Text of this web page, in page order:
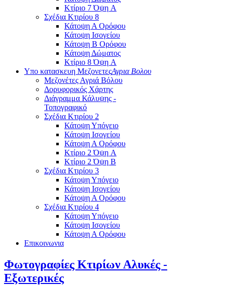
Κτίριο 7 Όψη A
Σχέδια Κτιρίου 8
Κάτοψη Α Ορόφου
Κάτοψη Ισογείου
Κάτοψη Β Ορόφου
Κάτοψη Δώματος
Κτίριο 8 Όψη A
Υπο κατασκευη ΜεζονετεςΑγρια Βολου
Μεζονέτες Αγριά Βόλου
Δορυφορικός Χάρτης
Διάγραμμα Κάλυψης -
Τοπογραφικό
Σχέδια Κτιρίου 2
Κάτοψη Υπόγειο
Κάτοψη Ισογείου
Κάτοψη Α Ορόφου
Κτίριο 2 Όψη A
Κτίριο 2 Όψη Β
Σχέδια Κτιρίου 3
Κάτοψη Υπόγειο
Κάτοψη Ισογείου
Κάτοψη Α Ορόφου
Σχέδια Κτιρίου 4
Κάτοψη Υπόγειο
Κάτοψη Ισογείου
Κάτοψη Α Ορόφου
Επικοινωνια
Φωτογραφίες Κτιρίων Αλυκές -
Εξωτερικές